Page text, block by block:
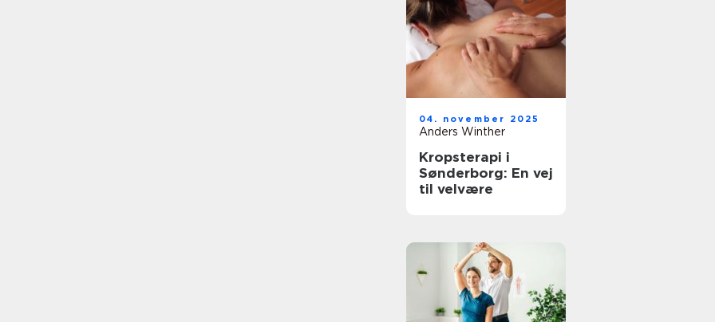
04. november 2025
Anders Winther
Kropsterapi i
Sønderborg: En vej
til velvære